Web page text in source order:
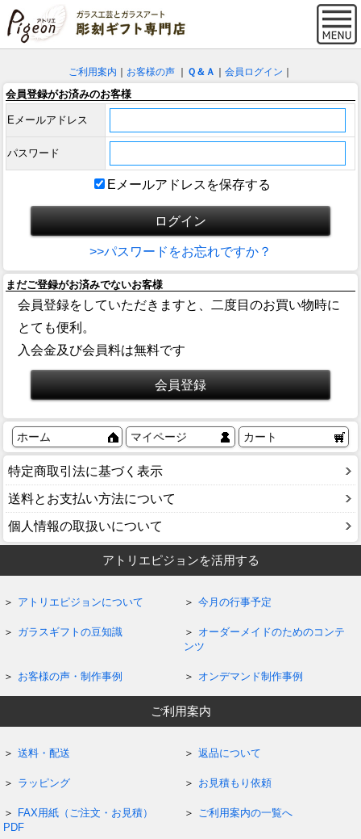
ご利用案内 お客様の声 Ｑ＆Ａ 会員ログイン
会員登録がお済みのお客様
Eメールアドレス
パスワード
Eメールアドレスを保存する
>>パスワードをお忘れですか？
まだご登録がお済みでないお客様
会員登録をしていただきますと、二度目のお買い物時に
とても便利。
入会金及び会員料は無料です
ホーム マイページ カート
特定商取引法に基づく表示
送料とお支払い方法について
個人情報の取扱いについて
アトリエピジョンを活用する
アトリエピジョンについて 今月の行事予定
ガラスギフトの豆知識
オーダーメイドのためのコンテ
ンツ
お客様の声・制作事例 オンデマンド制作事例
ご利用案内
送料・配送 返品について
ラッピング お見積もり依頼
FAX用紙（ご注文・お見積）
PDF
ご利用案内の一覧へ